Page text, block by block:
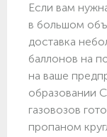
Если вам
в большом
доставка
баллонов на
на ваше
образовании
газовозов
пропаном